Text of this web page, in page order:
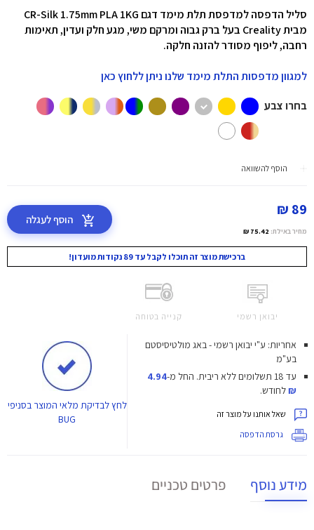
סליל הדפסה למדפסת תלת מימד דגם CR-Silk 1.75mm PLA 1KG
מבית Creality בעל ברק גבוה ומרקם משי, מגע חלק ועדין, תאימות
רחבה, ליפוף מסודר להזנה חלקה.
למגוון מדפסות התלת מימד שלנו ניתן ללחוץ כאן
בחרו צבע
הוסף להשוואה
89 ₪
מחיר באילת: 75.42 ₪
הוסף לעגלה
ברכישת מוצר זה תוכלו לקבל עד 89 נקודות מועדון!
יבואן רשמי קנייה בטוחה
אחריות: ע"י יבואן רשמי - באג מולטיסיסטם
בע"מ
עד 18 תשלומים ללא ריבית.
החל מ-4.94
₪לחודש.
שאל אותנו על מוצר זה
גרסת הדפסה
לחץלבדיקת מלאי המוצר בסניפי
BUG
מידע נוסף פרטים טכניים